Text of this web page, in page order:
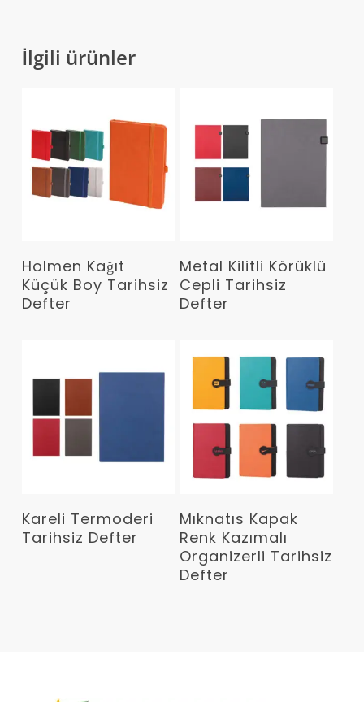
İlgili ürünler
Devamını Oku
Holmen Kağıt
Küçük Boy Tarihsiz
Defter
Devamını Oku
Metal Kilitli Körüklü
Cepli Tarihsiz
Defter
Devamını Oku
Kareli Termoderi
Tarihsiz Defter
Devamını Oku
Mıknatıs Kapak
Renk Kazımalı
Organizerli Tarihsiz
Defter